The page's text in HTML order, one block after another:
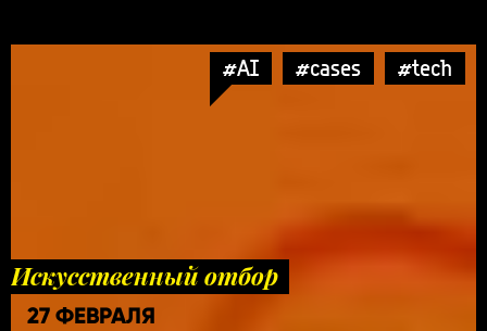
#AI #cases #tech
Искусственный отбор
27 ФЕВРАЛЯ